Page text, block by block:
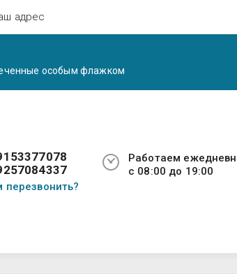
адрес
особым флажком
Работаем
с 08:00 до 19:00
перезвонить?